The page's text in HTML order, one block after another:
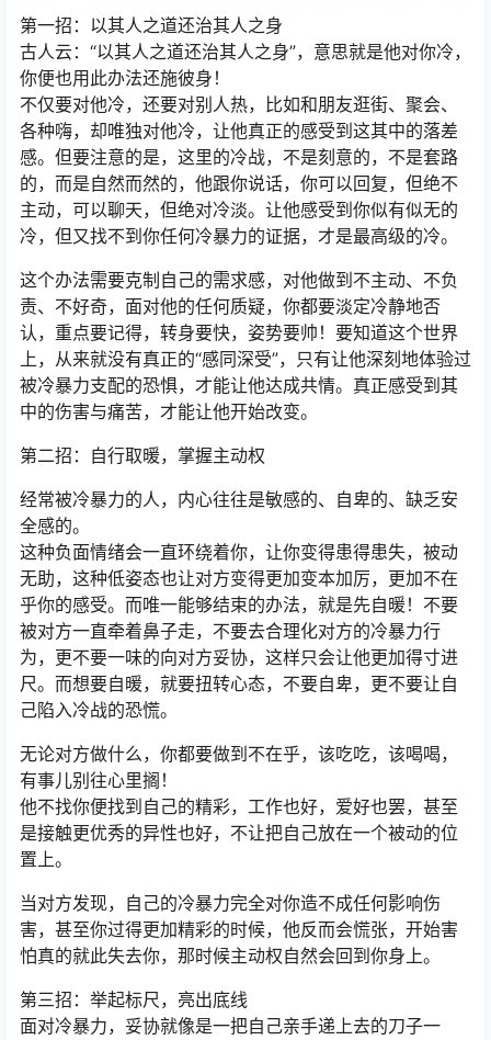
第一招：以其人之道还治其人之身
古人云：“以其人之道还治其人之身”，意思就是他对你冷，
你便也用此办法还施彼身！
不仅要对他冷，还要对别人热，比如和朋友逛街、聚会、
各种嗨，却唯独对他冷，让他真正的感受到这其中的落差
感。但要注意的是，这里的冷战，不是刻意的，不是套路
的，而是自然而然的，他跟你说话，你可以回复，但绝不
主动，可以聊天，但绝对冷淡。让他感受到你似有似无的
冷，但又找不到你任何冷暴力的证据，才是最高级的冷。
这个办法需要克制自己的需求感，对他做到不主动、不负
责、不好奇，面对他的任何质疑，你都要淡定冷静地否
认，重点要记得，转身要快，姿势要帅！要知道这个世界
上，从来就没有真正的“感同深受”，只有让他深刻地体验过
被冷暴力支配的恐惧，才能让他达成共情。真正感受到其
中的伤害与痛苦，才能让他开始改变。
第二招：自行取暖，掌握主动权
经常被冷暴力的人，内心往往是敏感的、自卑的、缺乏安
全感的。
这种负面情绪会一直环绕着你，让你变得患得患失，被动
无助，这种低姿态也让对方变得更加变本加厉，更加不在
乎你的感受。而唯一能够结束的办法，就是先自暖！不要
被对方一直牵着鼻子走，不要去合理化对方的冷暴力行
为，更不要一味的向对方妥协，这样只会让他更加得寸进
尺。而想要自暖，就要扭转心态，不要自卑，更不要让自
己陷入冷战的恐慌。
无论对方做什么，你都要做到不在乎，该吃吃，该喝喝，
有事儿别往心里搁！
他不找你便找到自己的精彩，工作也好，爱好也罢，甚至
是接触更优秀的异性也好，不让把自己放在一个被动的位
置上。
当对方发现，自己的冷暴力完全对你造不成任何影响伤
害，甚至你过得更加精彩的时候，他反而会慌张，开始害
怕真的就此失去你，那时候主动权自然会回到你身上。
第三招：举起标尺，亮出底线
面对冷暴力，妥协就像是一把自己亲手递上去的刀子一